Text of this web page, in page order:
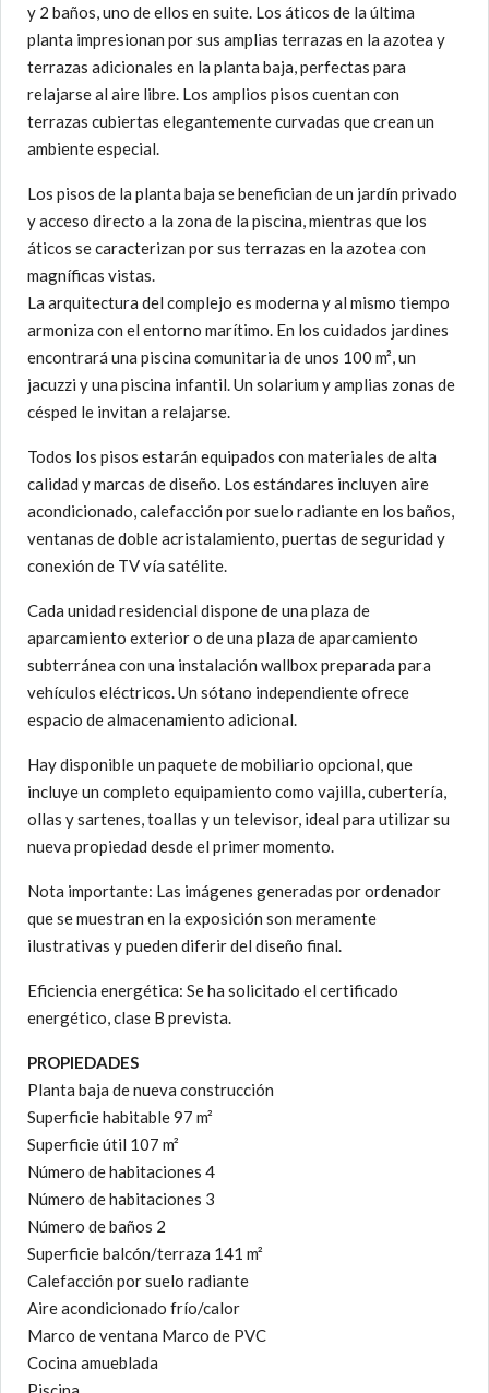
y 2 baños, uno de ellos en suite. Los áticos de la última
planta impresionan por sus amplias terrazas en la azotea y
terrazas adicionales en la planta baja, perfectas para
relajarse al aire libre. Los amplios pisos cuentan con
terrazas cubiertas elegantemente curvadas que crean un
ambiente especial.
Los pisos de la planta baja se benefician de un jardín privado
y acceso directo a la zona de la piscina, mientras que los
áticos se caracterizan por sus terrazas en la azotea con
magníficas vistas.
La arquitectura del complejo es moderna y al mismo tiempo
armoniza con el entorno marítimo. En los cuidados jardines
encontrará una piscina comunitaria de unos 100 m², un
jacuzzi y una piscina infantil. Un solarium y amplias zonas de
césped le invitan a relajarse.
Todos los pisos estarán equipados con materiales de alta
calidad y marcas de diseño. Los estándares incluyen aire
acondicionado, calefacción por suelo radiante en los baños,
ventanas de doble acristalamiento, puertas de seguridad y
conexión de TV vía satélite.
Cada unidad residencial dispone de una plaza de
aparcamiento exterior o de una plaza de aparcamiento
subterránea con una instalación wallbox preparada para
vehículos eléctricos. Un sótano independiente ofrece
espacio de almacenamiento adicional.
Hay disponible un paquete de mobiliario opcional, que
incluye un completo equipamiento como vajilla, cubertería,
ollas y sartenes, toallas y un televisor, ideal para utilizar su
nueva propiedad desde el primer momento.
Nota importante: Las imágenes generadas por ordenador
que se muestran en la exposición son meramente
ilustrativas y pueden diferir del diseño final.
Eficiencia energética: Se ha solicitado el certificado
energético, clase B prevista.
PROPIEDADES
Planta baja de nueva construcción
Superficie habitable 97 m²
Superficie útil 107 m²
Número de habitaciones 4
Número de habitaciones 3
Número de baños 2
Superficie balcón/terraza 141 m²
Calefacción por suelo radiante
Aire acondicionado frío/calor
Marco de ventana Marco de PVC
Cocina amueblada